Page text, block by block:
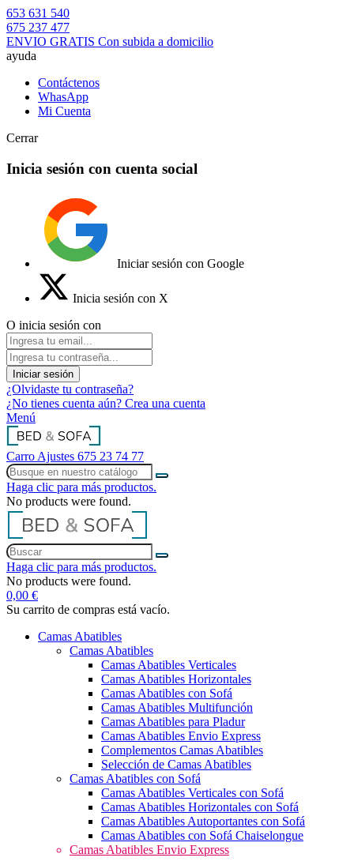
653 631 540
675 237 477
ENVIO GRATIS Con subida a domicilio
ayuda
Contáctenos
WhasApp
Mi Cuenta
Cerrar
Inicia sesión con cuenta social
Iniciar sesión con Google
Inicia sesión con X
O inicia sesión con
Iniciar sesión
¿Olvidaste tu contraseña?
¿No tienes cuenta aún? Crea una cuenta
Menú
CarroAjustes 675 23 74 77
Haga clic para más productos.
No products were found.
Haga clic para más productos.
No products were found.
0,00 €
Su carrito de compras está vacío.
Camas Abatibles
Camas Abatibles
Camas Abatibles Verticales
Camas Abatibles Horizontales
Camas Abatibles con Sofá
Camas Abatibles Multifunción
Camas Abatibles para Pladur
Camas Abatibles Envio Express
Complementos Camas Abatibles
Selección de Camas Abatibles
Camas Abatibles con Sofá
Camas Abatibles Verticales con Sofá
Camas Abatibles Horizontales con Sofá
Camas Abatibles Autoportantes con Sofá
Camas Abatibles con Sofá Chaiselongue
Camas Abatibles Envio Express